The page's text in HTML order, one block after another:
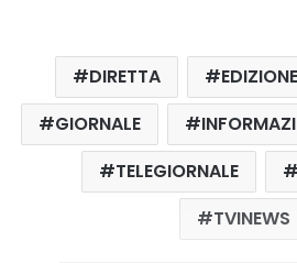
DIRETTA
GIORNALE
TELEGIORNALE
TVINEWS